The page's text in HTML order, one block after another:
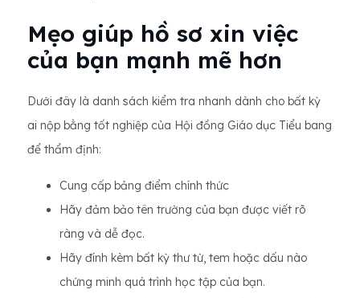
Mẹo giúp hồ sơ xin việc
của bạn mạnh mẽ hơn
Dưới đây là danh sách kiểm tra nhanh dành cho bất kỳ
ai nộp bằng tốt nghiệp của Hội đồng Giáo dục Tiểu bang
để thẩm định:
Cung cấp bảng điểm chính thức
Hãy đảm bảo tên trường của bạn được viết rõ
ràng và dễ đọc.
Hãy đính kèm bất kỳ thư từ, tem hoặc dấu nào
chứng minh quá trình học tập của bạn.